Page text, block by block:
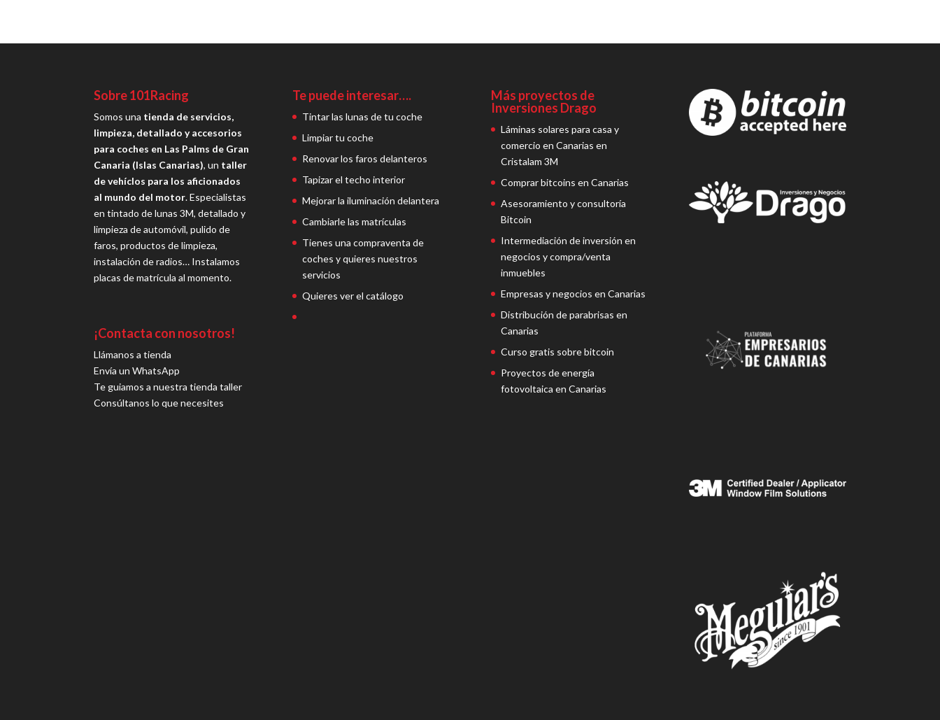
Sobre 101Racing
Somos una tienda de servicios,
limpieza, detallado y accesorios
para coches en Las Palms de Gran
Canaria (Islas Canarias), un taller
de vehíclos para los aficionados
al mundo del motor. Especialistas
en tintado de lunas 3M, detallado y
limpieza de automóvil, pulido de
faros, productos de limpieza,
instalación de radios… Instalamos
placas de matrícula al momento.
¡Contacta con nosotros!
Llámanos a tienda
Envía un WhatsApp
Te guiamos a nuestra tienda taller
Consúltanos lo que necesites
Te puede interesar….
Tintar las lunas de tu coche
Limpiar tu coche
Renovar los faros delanteros
Tapizar el techo interior
Mejorar la iluminación delantera
Cambiarle las matrículas
Tienes una compraventa de
coches y quieres nuestros
servicios
Quieres ver el catálogo
Más proyectos de
Inversiones Drago
Láminas solares para casa y
comercio en Canarias en
Cristalam 3M
Comprar bitcoins en Canarias
Asesoramiento y consultoría
Bitcoin
Intermediación de inversión en
negocios y compra/venta
inmuebles
Empresas y negocios en Canarias
Distribución de parabrisas en
Canarias
Curso gratis sobre bitcoin
Proyectos de energía
fotovoltaica en Canarias